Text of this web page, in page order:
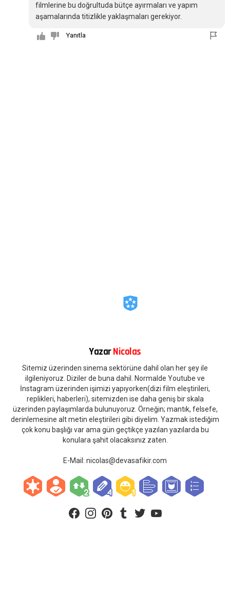
filmlerine bu doğrultuda bütçe ayırmaları ve yapım
aşamalarında titizlikle yaklaşmaları gerekiyor.
Yanıtla
YazarNicolas
Sitemiz üzerinden sinema sektörüne dahil olan her şey ile
ilgileniyoruz. Diziler de buna dahil. Normalde Youtube ve
İnstagram üzerinden işimizi yapıyorken(dizi film eleştirileri,
replikleri, haberleri), sitemizden ise daha geniş bir skala
üzerinden paylaşımlarda bulunuyoruz. Örneğin; mantık, felsefe,
derinlemesine alt metin eleştirileri gibi diyelim. Yazmak istediğim
çok konu başlığı var ama gün geçtikçe yazılan yazılarda bu
konulara şahit olacaksınız zaten.
E-Mail: nicolas@devasafikir.com
pinterest